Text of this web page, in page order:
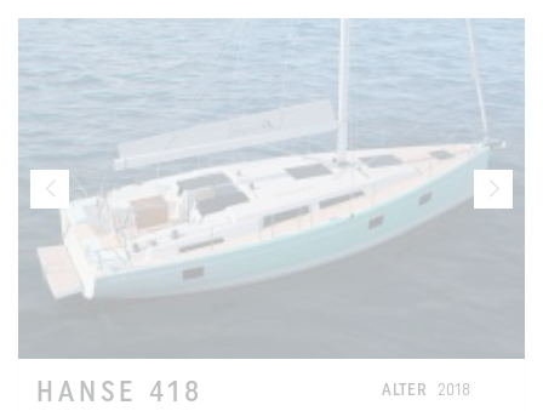
HANSE 418 ALTER 2018